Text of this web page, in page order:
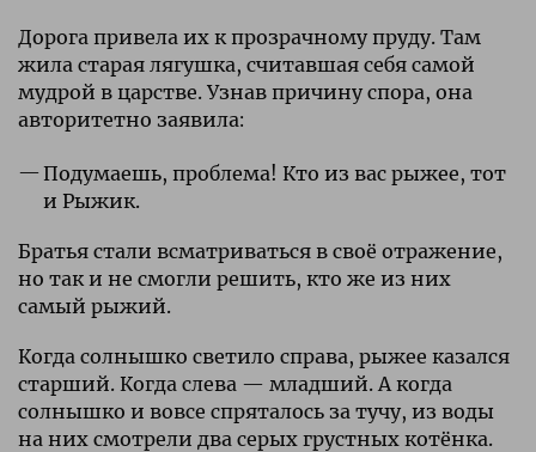
Дорога привела их к прозрачному пруду. Там
жила старая лягушка, считавшая себя самой
мудрой в царстве. Узнав причину спора, она
авторитетно заявила:
Подумаешь, проблема! Кто из вас рыжее, тот
и Рыжик.
Братья стали всматриваться в своё отражение,
но так и не смогли решить, кто же из них
самый рыжий.
Когда солнышко светило справа, рыжее казался
старший. Когда слева — младший. А когда
солнышко и вовсе спряталось за тучу, из воды
на них смотрели два серых грустных котёнка.